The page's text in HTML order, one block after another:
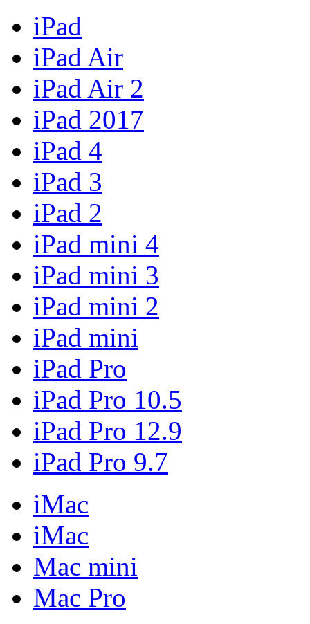
iPad
iPad Air
iPad Air 2
iPad 2017
iPad 4
iPad 3
iPad 2
iPad mini 4
iPad mini 3
iPad mini 2
iPad mini
iPad Pro
iPad Pro 10.5
iPad Pro 12.9
iPad Pro 9.7
iMac
iMac
Mac mini
Mac Pro